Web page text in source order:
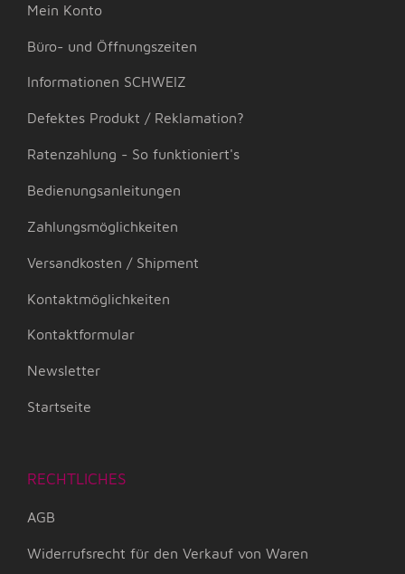
Mein Konto
Büro- und Öffnungszeiten
Informationen SCHWEIZ
Defektes Produkt / Reklamation?
Ratenzahlung - So funktioniert's
Bedienungsanleitungen
Zahlungsmöglichkeiten
Versandkosten / Shipment
Kontaktmöglichkeiten
Kontaktformular
Newsletter
Startseite
RECHTLICHES
AGB
Widerrufsrecht für den Verkauf von Waren